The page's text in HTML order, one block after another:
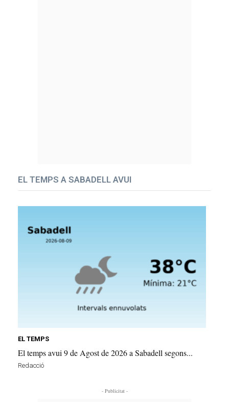
EL TEMPS A SABADELL AVUI
EL TEMPS
El temps avui 9 de Agost de 2026 a Sabadell segons...
Redacció
- Publicitat -